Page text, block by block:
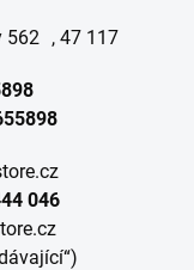
562 , 47 117
046